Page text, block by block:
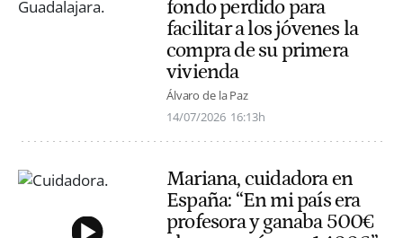
fondo perdido para
facilitar a los jóvenes la
compra de su primera
vivienda
Álvaro de la Paz
14/07/2026 16:13h
Mariana, cuidadora en
España: “En mi país era
profesora y ganaba 500€